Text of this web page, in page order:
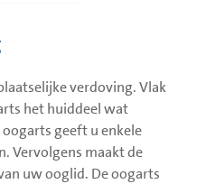
mee te brengen en
in van 500 mg.
verdoving. Vlak
het huiddeel wat
geeft u enkele
Vervolgens maakt de
uw ooglid. De oogarts